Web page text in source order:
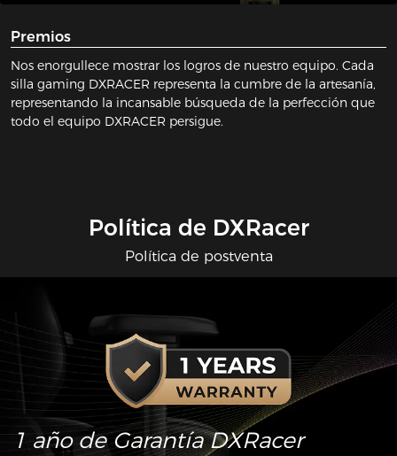
Premios
Nos enorgullece mostrar los logros de nuestro equipo. Cada
silla gaming DXRACER representa la cumbre de la artesanía,
representando la incansable búsqueda de la perfección que
todo el equipo DXRACER persigue.
Política de DXRacer
Política de postventa
1 año de Garantía DXRacer